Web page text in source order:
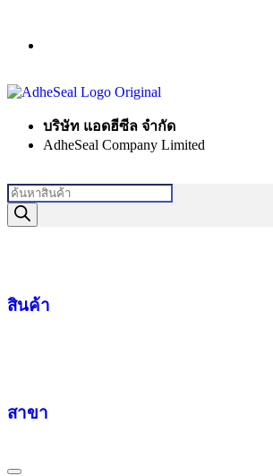
บริษัท แอดฮีซีล จำกัด
AdheSeal Company Limited
สินค้า
สาขา